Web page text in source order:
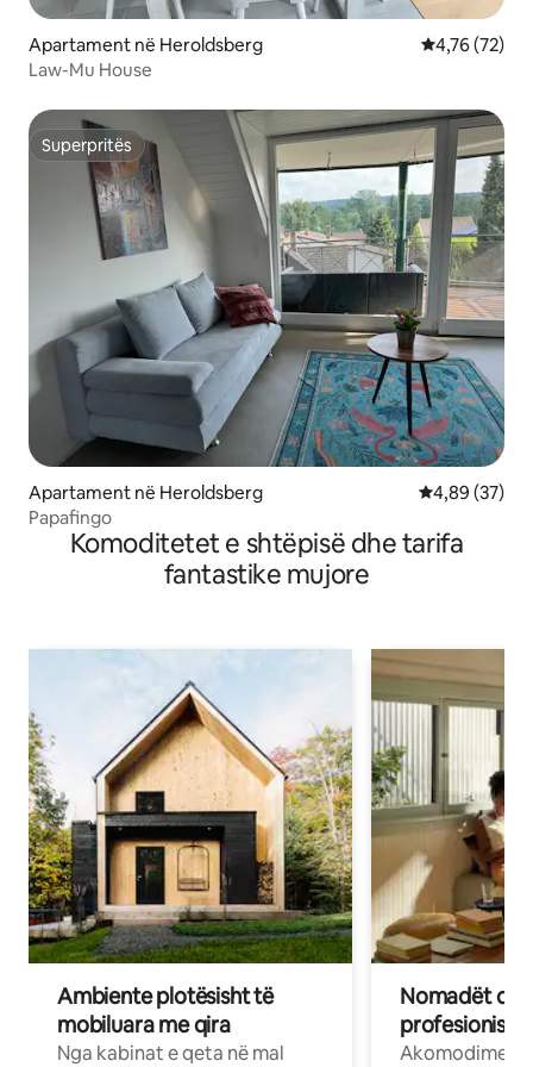
Apartament në Heroldsberg Vlerësimi
4,76 (72)
Law-Mu House
Superpritës
Superpritës
Apartament në Heroldsberg Vlerësimi
4,89 (37)
Papafingo
Komoditetet e shtëpisë dhe tarifa
fantastike mujore
Ambiente plotësisht të
mobiluara me qira
Nga kabinat e qeta në mal
Nomadët
Akomodime